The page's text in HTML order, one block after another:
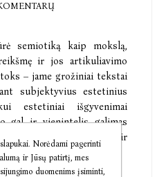
semiotiką kaip mokslą,
ir jos artikuliavimo
– jame grožiniai tekstai
subjektyvius estetinius
estetiniai išgyvenimai
gal ir vienintelis galimas
gyvenimo, o gal ir
Norėdami pagerinti
ir Jūsų patirtį, mes
duomenims įsiminti,